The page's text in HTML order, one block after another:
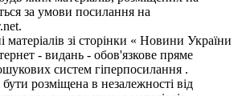
за умови посилання на
зі сторінки « Новини України
- видань - обов'язкове пряме
систем гіперпосилання .
розміщена в незалежності від